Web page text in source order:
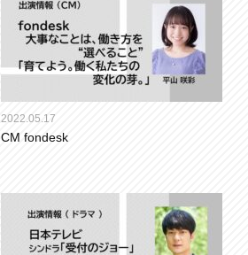
2022.05.17
CM fondesk